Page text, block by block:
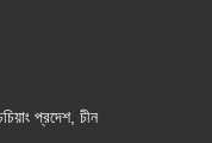
প্রদেশ, চীন